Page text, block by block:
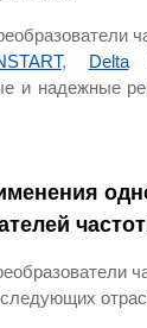
, Delta
и надежные